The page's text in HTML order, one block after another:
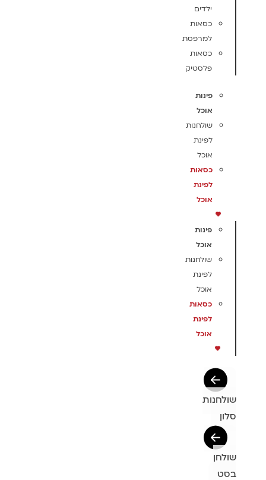
ילדים
כסאות
למרפסת
כסאות
פלסטיק
פינות
אוכל
שולחנות
לפינת
אוכל
כסאות
לפינת
אוכל
פינות
אוכל
שולחנות
לפינת
אוכל
כסאות
לפינת
אוכל
שולחנות
סלון
שולחן
בסט